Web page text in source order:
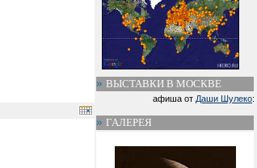
ВЫСТАВКИ В МОСКВЕ
афиша от Даши Шулеко:
ГАЛЕРЕЯ